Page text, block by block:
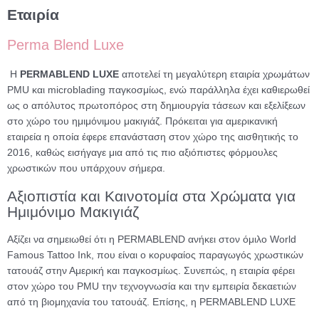
Εταιρία
Perma Blend Luxe
Η PERMABLEND LUXE αποτελεί τη μεγαλύτερη εταιρία χρωμάτων
PMU και microblading παγκοσμίως, ενώ παράλληλα έχει καθιερωθεί
ως ο απόλυτος πρωτοπόρος στη δημιουργία τάσεων και εξελίξεων
στο χώρο του ημιμόνιμου μακιγιάζ. Πρόκειται για αμερικανική
εταιρεία η οποία έφερε επανάσταση στον χώρο της αισθητικής το
2016, καθώς εισήγαγε μια από τις πιο αξιόπιστες φόρμουλες
χρωστικών που υπάρχουν σήμερα.
Αξιοπιστία και Καινοτομία στα Χρώματα για
Ημιμόνιμο Μακιγιάζ
Αξίζει να σημειωθεί ότι η PERMABLEND ανήκει στον όμιλο World
Famous Tattoo Ink, που είναι ο κορυφαίος παραγωγός χρωστικών
τατουάζ στην Αμερική και παγκοσμίως. Συνεπώς, η εταιρία φέρει
στον χώρο του PMU την τεχνογνωσία και την εμπειρία δεκαετιών
από τη βιομηχανία του τατουάζ. Επίσης, η PERMABLEND LUXE